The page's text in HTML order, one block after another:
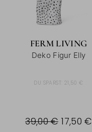
FERM LIVING
Deko Figur Elly
DU SPARST: 21,50 €
39,00 € 17,50 €